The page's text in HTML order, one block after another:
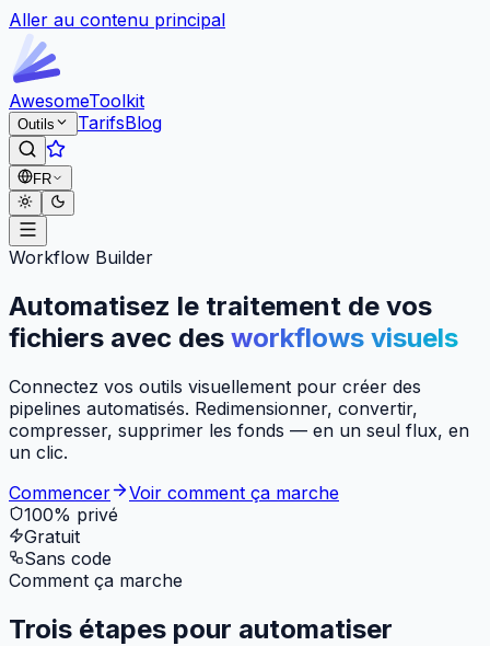
Aller au contenu principal
AwesomeToolkit
Outils TarifsBlog
FR
Workflow Builder
Automatisez le traitement de vos
fichiers avec des workflows visuels
Connectez vos outils visuellement pour créer des
pipelines automatisés. Redimensionner, convertir,
compresser, supprimer les fonds — en un seul flux, en
un clic.
Commencer
Voir comment ça marche
100% privé
Gratuit
Sans code
Comment ça marche
Trois étapes pour automatiser